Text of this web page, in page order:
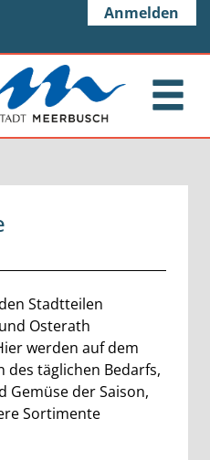
Anmelden
Stadtteilen
Osterath
werden auf dem
des täglichen Bedarfs,
Gemüse der Saison,
Sortimente